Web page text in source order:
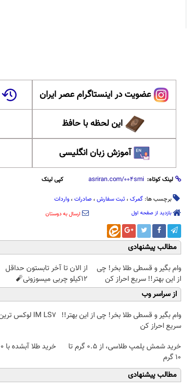
عضویت در اینستاگرام عصر ایران
این لحظه با حافظ
آموزش زبان انگلیسی
لینک کوتاه: کپی لینک
برچسب ها: گمرک ، ثبت سفارش ، صادرات ، واردات
بازدید از صفحه اول ارسال به دوستان
مطالب پیشنهادی
وام بگیر و قسطی طلا بخر! چی
از این بهتر!! سریع احراز کن
از الان تا آخر تابستون حداقل
12کیلو چربی میسوزونی🧨
از سراسر وب
وام بگیر و قسطی طلا بخر! چی از این بهتر!!
سریع احراز کن
IM LS7 لوکس ترین شاسی بلند برقی ایران
خرید شمش پلمپ طلاسی، از ۰.۵ گرم تا
۱۰ گرم
خرید طلا آبشده با 100 هزار تومن
مطالب پیشنهادی